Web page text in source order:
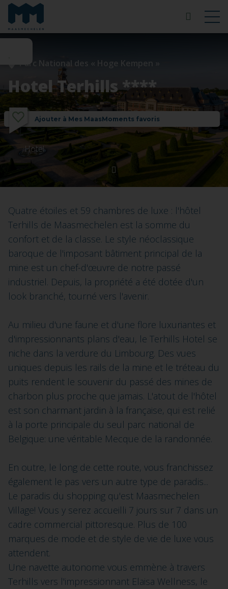
Parc National des « Hoge Kempen »
Hotel Terhills ****
Ajouter à Mes MaasMoments favoris
Hotel
Quatre étoiles et 59 chambres de luxe : l'hôtel
Terhills de Maasmechelen est la somme du
confort et de la classe. Le style néoclassique
baroque de l'imposant bâtiment principal de la
mine est un chef-d'œuvre de notre passé
industriel. Depuis, la propriété a été dotée d'un
look branché, tourné vers l'avenir.
Au milieu d'une faune et d'une flore luxuriantes et
d'impressionnants plans d'eau, le Terhills Hotel se
niche dans la verdure du Limbourg. Des vues
uniques depuis les rails de la mine et le tréteau du
puits rendent le souvenir du passé des mines de
charbon plus proche que jamais. L'atout de l'hôtel
est son charmant jardin à la française, qui est relié
à la porte principale du seul parc national de
Belgique: une véritable Mecque de la randonnée.
En outre, le long de cette route, vous franchissez
également le pas vers un autre type de paradis...
Le paradis du shopping qu'est Maasmechelen
Village! Vous y serez accueilli 7 jours sur 7 dans un
cadre commercial pittoresque. Plus de 100
marques de mode et de style de vie de luxe vous
attendent.
Une navette autonome vous emmène à travers
Terhills vers l'impressionnant Elaisa Wellness, le